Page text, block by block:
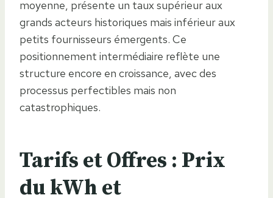
moyenne, présente un taux supérieur aux
grands acteurs historiques mais inférieur aux
petits fournisseurs émergents. Ce
positionnement intermédiaire reflète une
structure encore en croissance, avec des
processus perfectibles mais non
catastrophiques.
Tarifs et Offres : Prix
du kWh et